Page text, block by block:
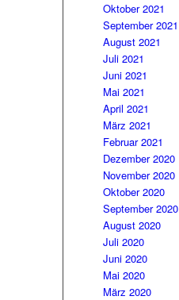
Oktober 2021
September 2021
August 2021
Juli 2021
Juni 2021
Mai 2021
April 2021
März 2021
Februar 2021
Dezember 2020
November 2020
Oktober 2020
September 2020
August 2020
Juli 2020
Juni 2020
Mai 2020
März 2020